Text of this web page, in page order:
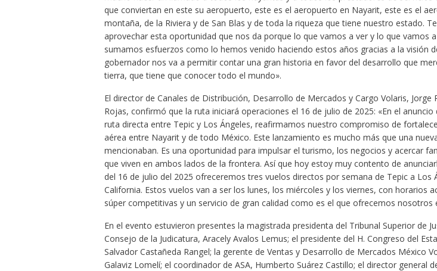
que conviertan en este su aeropuerto, este es el aeropuerto en Nayarit, este es el
montaña, de la Riviera y de San Blas y de toda la riqueza que tiene nuestro estado.
aprovechar esta oportunidad que nos da porque lo que vamos a ver y lo que vamos
sumamos esfuerzos como lo hemos venido haciendo estos años gracias a la visión
gobernador nos va a permitir contar una gran historia en favor del desarrollo que
tierra, que tiene que conocer todo el mundo».
El director de Canales de Distribución, Desarrollo de Mercados y Cargo Volaris, Jorge
Rojas, confirmó que la ruta iniciará operaciones el 16 de julio de 2025: «En el anuncio
ruta directa entre Tepic y Los Ángeles, reafirmamos nuestro compromiso de
aérea entre Nayarit y de todo México. Este lanzamiento es mucho más que una
mencionaban. Es una oportunidad para impulsar el turismo, los negocios y acercar
que viven en ambos lados de la frontera. Así que hoy estoy muy contento de
del 16 de julio del 2025 ofreceremos tres vuelos directos por semana de Tepic a Los
California. Estos vuelos van a ser los lunes, los miércoles y los viernes, con horarios
súper competitivas y un servicio de gran calidad como es el que ofrecemos nosotros
En el evento estuvieron presentes la magistrada presidenta del Tribunal Superior de
Consejo de la Judicatura, Aracely Avalos Lemus; el presidente del H. Congreso del
Salvador Castañeda Rangel; la gerente de Ventas y Desarrollo de Mercados México
Galaviz Lomelí; el coordinador de ASA, Humberto Suárez Castillo; el director general